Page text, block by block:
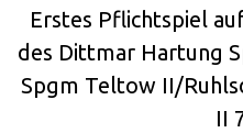
Erstes Pflichtspiel
des Dittmar Hartung
Spgm Teltow II/
II